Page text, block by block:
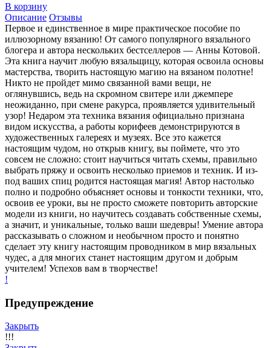
В корзину
Описание Отзывы
Первое и единственное в мире практическое пособие по
иллюзорному вязанию! От самого популярного вязального
блогера и автора нескольких бестселлеров — Анны Котовой.
Эта книга научит любую вязальщицу, которая освоила основы
мастерства, творить настоящую магию на вязаном полотне!
Никто не пройдет мимо связанной вами вещи, не
оглянувшись, ведь на скромном свитере или джемпере
неожиданно, при смене ракурса, проявляется удивительный
узор! Недаром эта техника вязания официально признана
видом искусства, а работы корифеев демонстрируются в
художественных галереях и музеях. Все это кажется
настоящим чудом, но открыв книгу, вы поймете, что это
совсем не сложно: стоит научиться читать схемы, правильно
выбрать пряжу и освоить несколько приемов и техник. И из-
под ваших спиц родится настоящая магия! Автор настолько
полно и подробно объясняет основы и тонкости техники, что,
освоив ее уроки, вы не просто сможете повторить авторские
модели из книги, но научитесь создавать собственные схемы,
а значит, и уникальные, только ваши шедевры! Умение автора
рассказывать о сложном и необычном просто и понятно
сделает эту книгу настоящим проводником в мир вязальных
чудес, а для многих станет настоящим другом и добрым
учителем! Успехов вам в творчестве!
!
Предупреждение
Закрыть
!!!